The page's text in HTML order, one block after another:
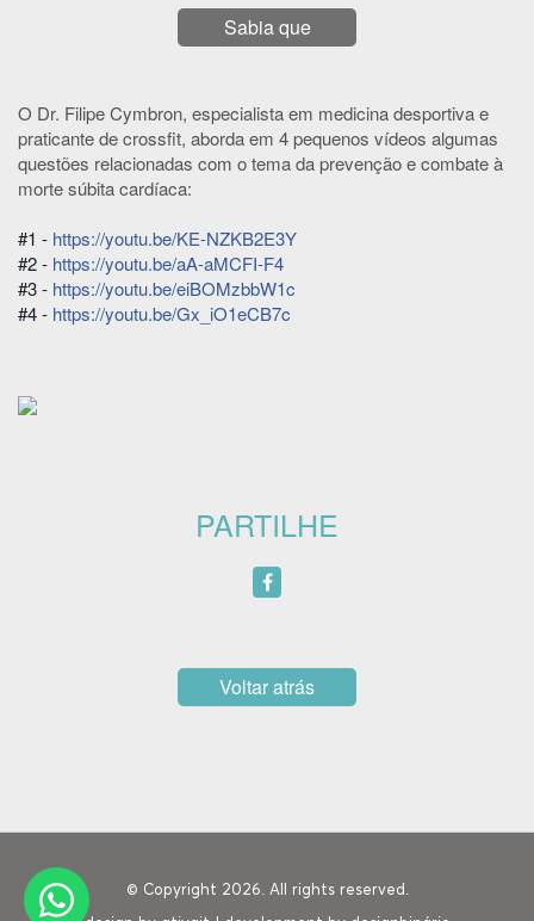
Sabia que
O Dr. Filipe Cymbron, especialista em medicina desportiva e
praticante de crossfit, aborda em 4 pequenos vídeos algumas
questões relacionadas com o tema da prevenção e combate à
morte súbita cardíaca:
#1 - https://youtu.be/KE-NZKB2E3Y
#2 - https://youtu.be/aA-aMCFI-F4
#3 - https://youtu.be/eiBOMzbbW1c
#4 - https://youtu.be/Gx_iO1eCB7c
PARTILHE
Voltar atrás
© Copyright 2026. All rights reserved.